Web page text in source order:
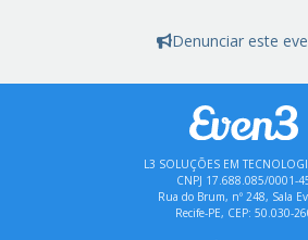
Denunciar este
L3 SOLUÇÕES EM
CNPJ 17.688.085/0001-
Rua do Brum, nº 248, Sala
Recife-PE, CEP: 50.030-